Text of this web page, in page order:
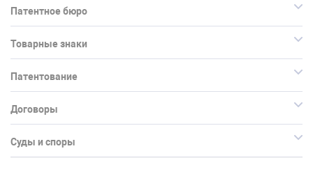
Патентное бюро
Товарные знаки
Патентование
Договоры
Суды и споры